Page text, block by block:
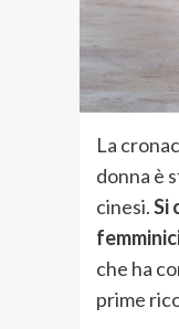
La
donna è
cinesi.Si
che ha
prime